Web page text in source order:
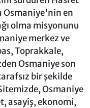
Osmaniye'nin en
olma misyonunu
merkez ve
Toprakkale,
Osmaniye son
bir şekilde
Osmaniye
asayiş, ekonomi,